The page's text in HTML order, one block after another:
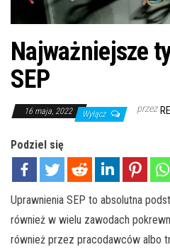
Najważniejsze
SEP
16 maja, 2022 Wyłącz przez
Podziel się
Uprawnienia SEP to absolutna
również w wielu zawodach
również przez pracodawców albo